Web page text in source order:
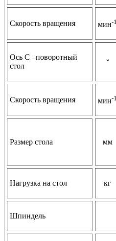
Скорость вращения мин-1
Ось С –поворотный
стол
°
Скорость вращения мин-1
Размер стола мм
Нагрузка на стол кг
Шпиндель